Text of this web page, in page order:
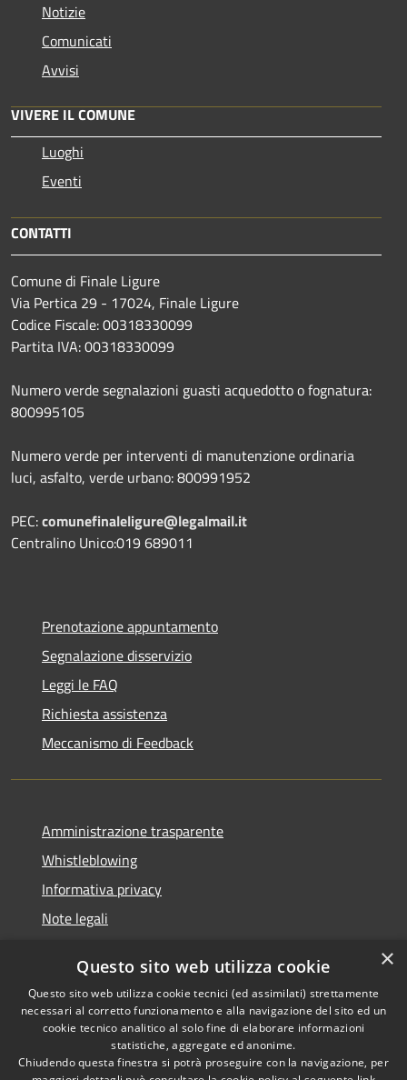
Notizie
Comunicati
Avvisi
VIVERE IL COMUNE
Luoghi
Eventi
CONTATTI
Comune di Finale Ligure
Via Pertica 29 - 17024, Finale Ligure
Codice Fiscale: 00318330099
Partita IVA: 00318330099
Numero verde segnalazioni guasti acquedotto o fognatura:
800995105
Numero verde per interventi di manutenzione ordinaria
luci, asfalto, verde urbano: 800991952
PEC:comunefinaleligure@legalmail.it
Centralino Unico:019 689011
Prenotazione appuntamento
Segnalazione disservizio
Leggi le FAQ
Richiesta assistenza
Meccanismo di Feedback
Amministrazione trasparente
Whistleblowing
Informativa privacy
Note legali
Segnalazioni di inaccessibilità
RSS
Copyright © 2026 • Comune di
×
Questo sito web utilizza cookie
Questo sito web utilizza cookie tecnici (ed assimilati) strettamente
necessari al corretto funzionamento e alla navigazione del sito ed un
cookie tecnico analitico al solo fine di elaborare informazioni
statistiche, aggregate ed anonime.
Chiudendo questa finestra si potrà proseguire con la navigazione, per